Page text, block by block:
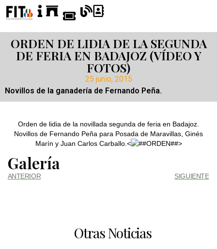
ORDEN DE LIDIA DE LA SEGUNDA
DE FERIA EN BADAJOZ (VÍDEO Y
FOTOS)
25 junio, 2015
Novillos de la ganadería de Fernando Peña.
Orden de lidia de la novillada segunda de feria en Badajoz.
Novillos de Fernando Peña para Posada de Maravillas, Ginés
Marín y Juan Carlos Carballo.<
>
Galería
ANTERIOR SIGUIENTE
Otras Noticias